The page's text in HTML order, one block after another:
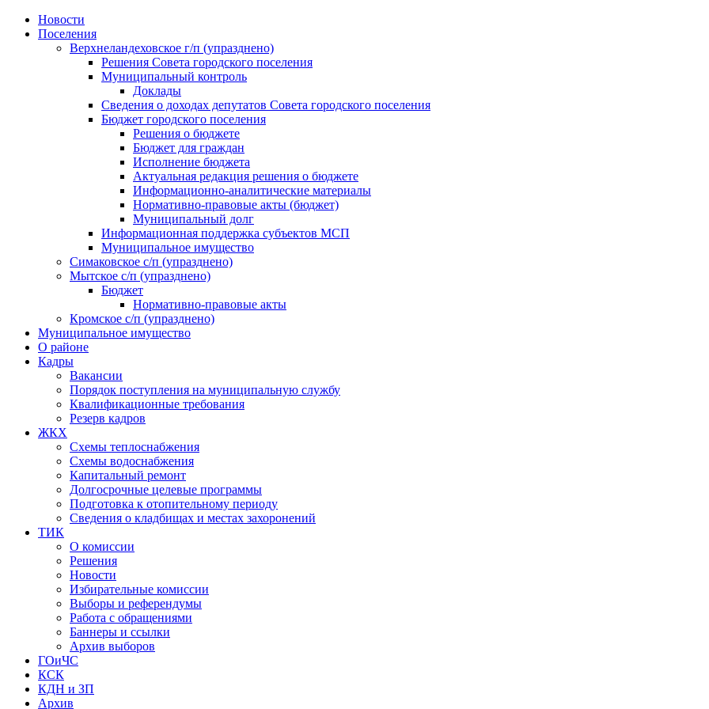
Skip
Новости
Поселения
Верхнеландеховское г/п (упразднено)
Решения Совета городского поселения
Муниципальный контроль
Доклады
Сведения о доходах депутатов Совета городского поселения
Бюджет городского поселения
Решения о бюджете
Бюджет для граждан
Исполнение бюджета
Актуальная редакция решения о бюджете
Информационно-аналитические материалы
Нормативно-правовые акты (бюджет)
Муниципальный долг
Информационная поддержка субъектов МСП
Муниципальное имущество
Симаковское с/п (упразднено)
Мытское с/п (упразднено)
Бюджет
Нормативно-правовые акты
Кромское с/п (упразднено)
Муниципальное имущество
О районе
Кадры
Вакансии
Порядок поступления на муниципальную службу
Квалификационные требования
Резерв кадров
ЖКХ
Схемы теплоснабжения
Схемы водоснабжения
Капитальный ремонт
Долгосрочные целевые программы
Подготовка к отопительному периоду
Сведения о кладбищах и местах захоронений
ТИК
О комиссии
Решения
Новости
Избирательные комиссии
Выборы и референдумы
Работа с обращениями
Баннеры и ссылки
Архив выборов
ГОиЧС
КСК
КДН и ЗП
Архив